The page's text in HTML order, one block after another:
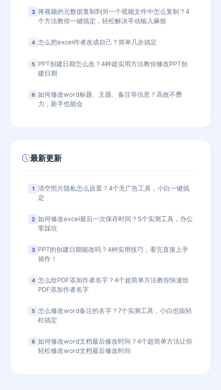
3 将视频的元数据复制到另一个视频文件中怎么复制？4
个方法教你一键搞定，轻松解决手动输入麻烦
4 怎么把excel作者改成自己？简单几步搞定
5 PPT创建日期怎么改？4种超实用方法教你修改PPT创
建日期
6 如何修改word标题、主题、备注等信息？高效不费
力，新手也能会
最新更新
1 清空照片隐私怎么设置？4个无广告工具，小白一键搞
定
2 如何修改excel最后一次保存时间？5个实测工具，办公
零踩坑
3 PPT的创建日期能改吗？4种实用技巧，看完直接上手
操作！
4 怎么给PDF添加作者名字？4个超简单方法教你快速给
PDF添加作者名字
5 怎么修改word备注的名字？7个实测工具，小白也能轻
松搞定
6 如何修改word文档最后修改时间？4个超简单方法让你
轻松修改word文档最后修改时间